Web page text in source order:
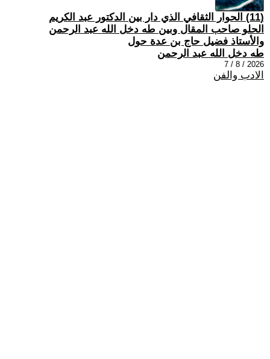
(11) الحوار الثقافي الذي دار بين الدكتور عبد الكريم
الحلو صاحب المقال وبين طه دخل الله عبد الرحمن
والأستاذ فضيل حاج بن عدة حول
طه دخل الله عبد الرحمن
2026 / 8 / 7
الادب والفن